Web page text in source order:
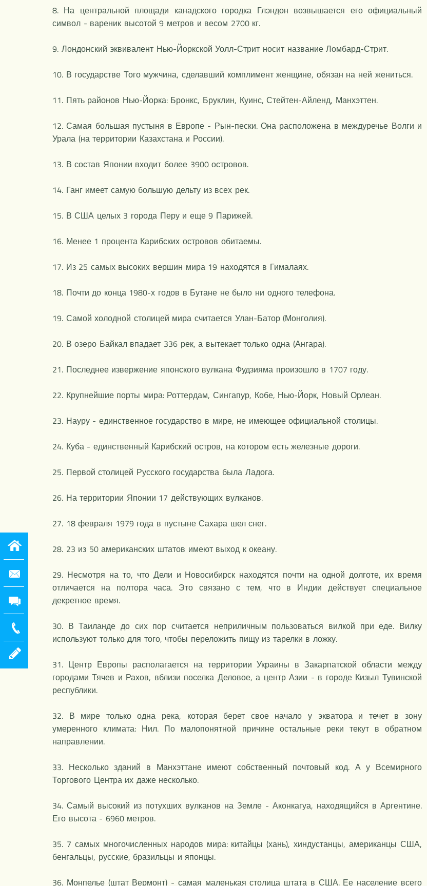
8. На центральной площади канадского городка Глэндон возвышается его официальный
символ - вареник высотой 9 метров и весом 2700 кг.
9. Лондонский эквивалент Нью-Йоркской Уолл-Стрит носит название Ломбард-Стрит.
10. В государстве Того мужчина, сделавший комплимент женщине, обязан на ней жениться.
11. Пять районов Нью-Йорка: Бронкс, Бруклин, Куинс, Стейтен-Айленд, Манхэттен.
12. Самая большая пустыня в Европе - Рын-пески. Она расположена в междуречье Волги и
Урала (на территории Казахстана и России).
13. В состав Японии входит более 3900 островов.
14. Ганг имеет самую большую дельту из всех рек.
15. В США целых 3 города Перу и еще 9 Парижей.
16. Менее 1 процента Карибских островов обитаемы.
17. Из 25 самых высоких вершин мира 19 находятся в Гималаях.
18. Почти до конца 1980-х годов в Бутане не было ни одного телефона.
19. Самой холодной столицей мира считается Улан-Батор (Монголия).
20. В озеро Байкал впадает 336 рек, а вытекает только одна (Ангара).
21. Последнее извержение японского вулкана Фудзияма произошло в 1707 году.
22. Крупнейшие порты мира: Роттердам, Сингапур, Кобе, Нью-Йорк, Новый Орлеан.
23. Науру - единственное государство в мире, не имеющее официальной столицы.
24. Куба - единственный Карибский остров, на котором есть железные дороги.
25. Первой столицей Русского государства была Ладога.
26. На территории Японии 17 действующих вулканов.
27. 18 февраля 1979 года в пустыне Сахара шел снег.
28. 23 из 50 американских штатов имеют выход к океану.
29. Несмотря на то, что Дели и Новосибирск находятся почти на одной долготе, их время
отличается на полтора часа. Это связано с тем, что в Индии действует специальное
декретное время.
30. В Таиланде до сих пор считается неприличным пользоваться вилкой при еде. Вилку
используют только для того, чтобы переложить пищу из тарелки в ложку.
31. Центр Европы располагается на территории Украины в Закарпатской области между
городами Тячев и Рахов, вблизи поселка Деловое, а центр Азии - в городе Кизыл Тувинской
республики.
32. В мире только одна река, которая берет свое начало у экватора и течет в зону
умеренного климата: Нил. По малопонятной причине остальные реки текут в обратном
направлении.
33. Несколько зданий в Манхэттане имеют собственный почтовый код. А у Всемирного
Торгового Центра их даже несколько.
34. Самый высокий из потухших вулканов на Земле - Аконкагуа, находящийся в Аргентине.
Его высота - 6960 метров.
35. 7 самых многочисленных народов мира: китайцы (хань), хиндустанцы, американцы США,
бенгальцы, русские, бразильцы и японцы.
36. Монпелье (штат Вермонт) - самая маленькая столица штата в США. Ее население всего